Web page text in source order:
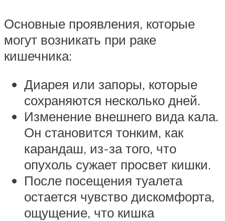
Основные проявления, которые
могут возникать при раке
кишечника:
Диарея или запоры, которые
сохраняются несколько дней.
Изменение внешнего вида кала.
Он становится тонким, как
карандаш, из-за того, что
опухоль сужает просвет кишки.
После посещения туалета
остается чувство дискомфорта,
ощущение, что кишка